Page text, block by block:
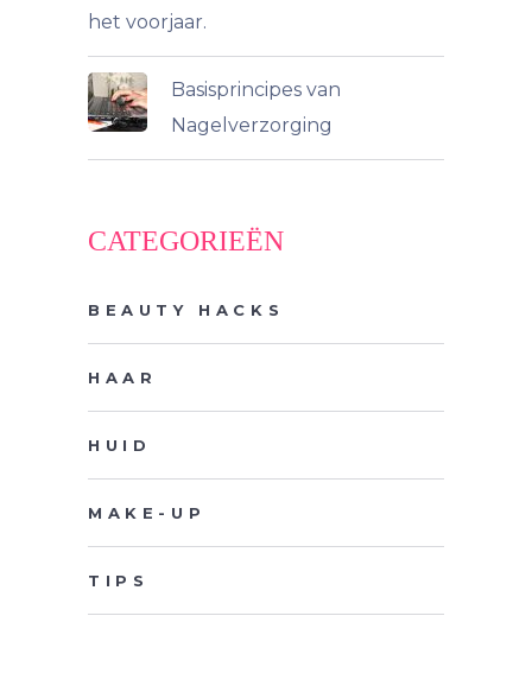
het voorjaar.
Basisprincipes van
Nagelverzorging
CATEGORIEËN
BEAUTY HACKS
HAAR
HUID
MAKE-UP
TIPS